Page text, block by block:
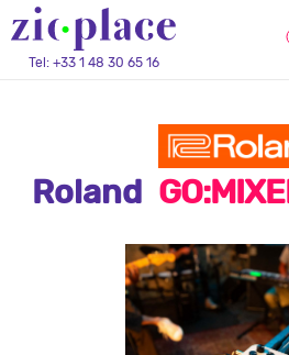
Tel: +33 1 48 30 65 16
Roland